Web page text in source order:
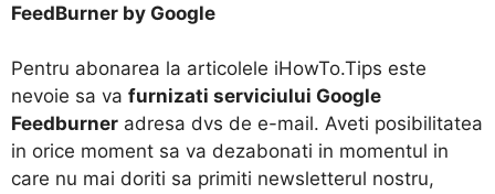
FeedBurner by Google
Pentru abonarea la articolele iHowTo.Tips este
nevoie sa va furnizati serviciului Google
Feedburner adresa dvs de e-mail. Aveti posibilitatea
in orice moment sa va dezabonati in momentul in
care nu mai doriti sa primiti newsletterul nostru,